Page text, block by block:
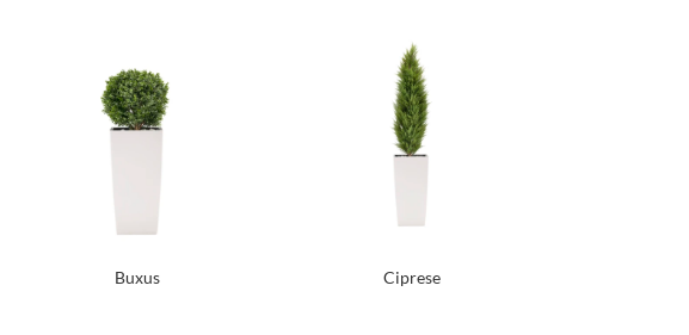
Buxus Ciprese